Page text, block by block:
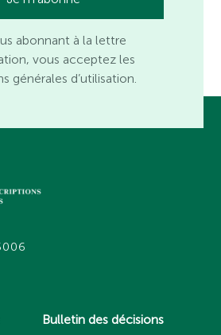
abonnant à la lettre
vous acceptez les
générales d’utilisation.
Bulletin des décisions